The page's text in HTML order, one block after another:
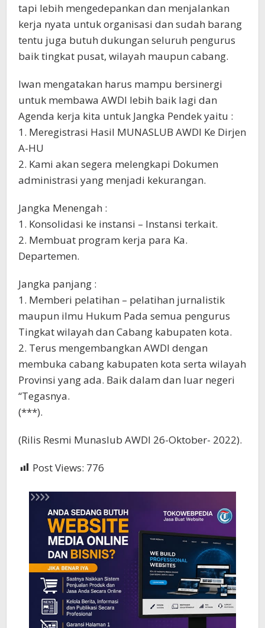
tapi lebih mengedepankan dan menjalankan
kerja nyata untuk organisasi dan sudah barang
tentu juga butuh dukungan seluruh pengurus
baik tingkat pusat, wilayah maupun cabang.
Iwan mengatakan harus mampu bersinergi
untuk membawa AWDI lebih baik lagi dan
Agenda kerja kita untuk Jangka Pendek yaitu :
1. Meregistrasi Hasil MUNASLUB AWDI Ke Dirjen
A-HU
2. Kami akan segera melengkapi Dokumen
administrasi yang menjadi kekurangan.
Jangka Menengah :
1. Konsolidasi ke instansi – Instansi terkait.
2. Membuat program kerja para Ka.
Departemen.
Jangka panjang :
1. Memberi pelatihan – pelatihan jurnalistik
maupun ilmu Hukum Pada semua pengurus
Tingkat wilayah dan Cabang kabupaten kota.
2. Terus mengembangkan AWDI dengan
membuka cabang kabupaten kota serta wilayah
Provinsi yang ada. Baik dalam dan luar negeri
“Tegasnya.
(***).
(Rilis Resmi Munaslub AWDI 26-Oktober- 2022).
Post Views: 776